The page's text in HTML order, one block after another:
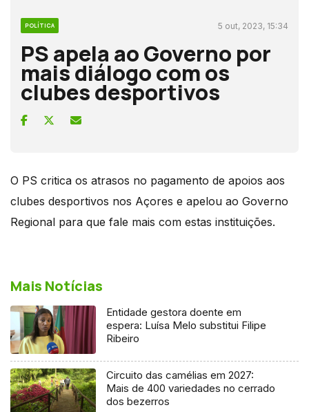
POLÍTICA 5 out, 2023, 15:34
PS apela ao Governo por
mais diálogo com os
clubes desportivos
O PS critica os atrasos no pagamento de apoios aos
clubes desportivos nos Açores e apelou ao Governo
Regional para que fale mais com estas instituições.
Mais Notícias
Entidade gestora doente em
espera: Luísa Melo substitui Filipe
Ribeiro
Circuito das camélias em 2027:
Mais de 400 variedades no cerrado
dos bezerros